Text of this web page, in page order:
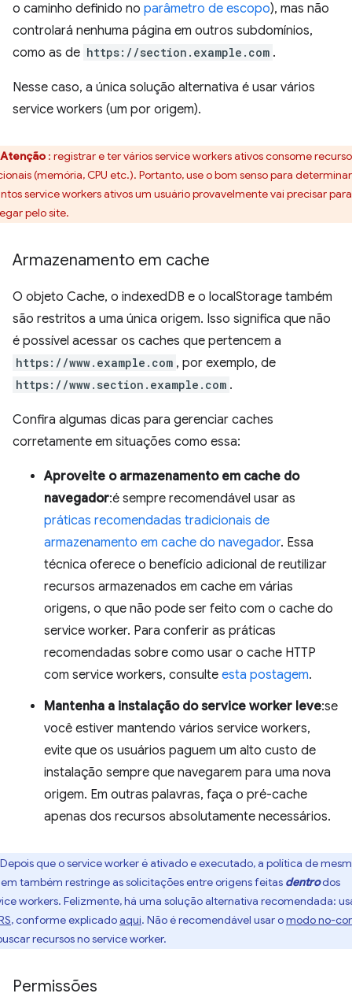
o caminho definido no parâmetro de escopo), mas não
controlará nenhuma página em outros subdomínios,
como as de https://section.example.com .
Nesse caso, a única solução alternativa é usar vários
service workers (um por origem).
Atenção : registrar e ter vários service workers ativos consome
(memória, CPU etc.). Portanto, use o bom senso para determinar
service workers ativos um usuário provavelmente vai precisar para
pelo site.
Armazenamento em cache
O objeto Cache, o indexedDB e o localStorage também
são restritos a uma única origem. Isso significa que não
é possível acessar os caches que pertencem a
https://www.example.com , por exemplo, de
https://www.section.example.com .
Confira algumas dicas para gerenciar caches
corretamente em situações como essa:
Aproveite o armazenamento em cache do
navegador:é sempre recomendável usar as
práticas recomendadas tradicionais de
armazenamento em cache do navegador. Essa
técnica oferece o benefício adicional de reutilizar
recursos armazenados em cache em várias
origens, o que não pode ser feito com o cache do
service worker. Para conferir as práticas
recomendadas sobre como usar o cache HTTP
com service workers, consulte esta postagem.
Mantenha a instalação do service worker leve:se
você estiver mantendo vários service workers,
evite que os usuários paguem um alto custo de
instalação sempre que navegarem para uma nova
origem. Em outras palavras, faça o pré-cache
apenas dos recursos absolutamente necessários.
Depois que o service worker é ativado e executado, a política de
também restringe as solicitações entre origens feitas dentrodos
workers. Felizmente, há uma solução alternativa recomendada:
, conforme explicadoaqui. Não é recomendável usar omodo no-
recursos no service worker.
Permissões